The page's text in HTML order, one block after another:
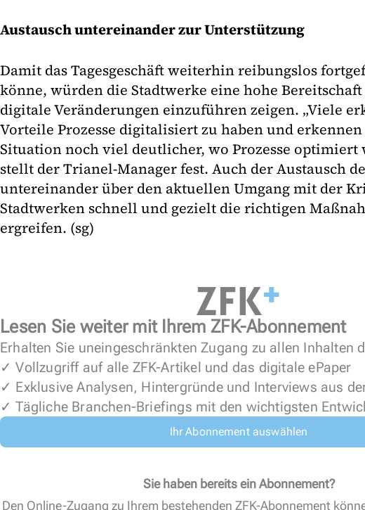
Austausch untereinander zur Unterstützung
Damit das Tagesgeschäft weiterhin reibungslos
könne, würden die Stadtwerke eine hohe
digitale Veränderungen einzuführen zeigen. „Viele
Vorteile Prozesse digitalisiert zu haben und
Situation noch viel deutlicher, wo Prozesse optimiert
stellt der Trianel-Manager fest. Auch der Austausch
untereinander über den aktuellen Umgang mit der
Stadtwerken schnell und gezielt die richtigen
ergreifen. (sg)
Lesen Sie weiter mit Ihrem ZFK-Abonnement
Erhalten Sie uneingeschränkten Zugang zu allen Inhalten
✓ Vollzugriff auf alle ZFK-Artikel und das digitale ePaper
✓ Exklusive Analysen, Hintergründe und Interviews aus
✓ Tägliche Branchen-Briefings mit den wichtigsten
Ihr Abonnement auswählen
Sie haben bereits ein Abonnement?
Den Online-Zugang zu Ihrem bestehenden ZFK-Abonnement